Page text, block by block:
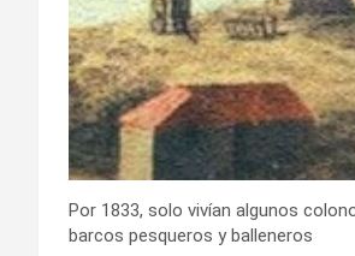
Por 1833, solo vivían algunos
barcos pesqueros y balleneros